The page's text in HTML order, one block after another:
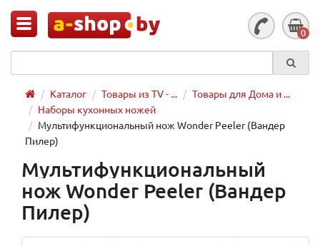
0
Каталог Товары из TV - ...
Товары для Дома и ...
Наборы кухонных ножей
Мультифункциональный нож Wonder Peeler (Вандер
Пилер)
Мультифункциональный
нож Wonder Peeler (Вандер
Пилер)